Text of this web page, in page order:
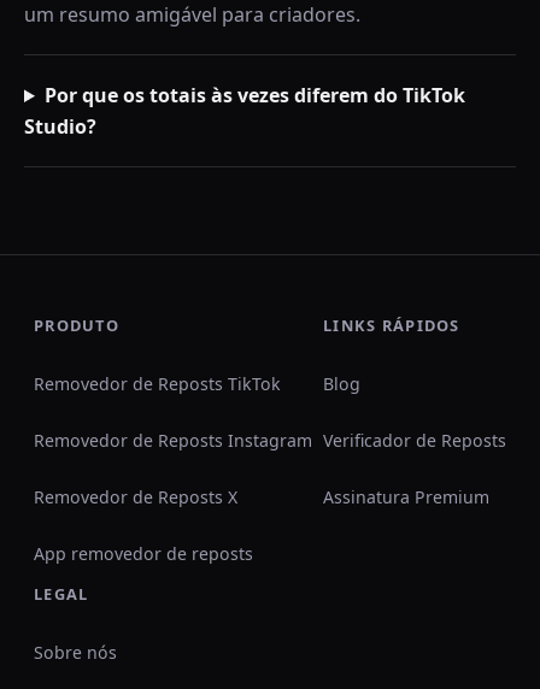
um resumo amigável para criadores.
Por que os totais às vezes diferem do TikTok
Studio?
PRODUTO
Removedor de Reposts TikTok
Removedor de Reposts Instagram
Removedor de Reposts X
App removedor de reposts
LINKS RÁPIDOS
Blog
Verificador de Reposts
Assinatura Premium
LEGAL
Sobre nós